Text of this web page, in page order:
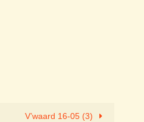
V’waard 16-05 (3)